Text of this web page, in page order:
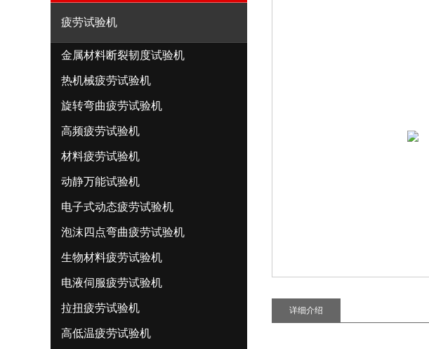
疲劳试验机
金属材料断裂韧度试验机
热机械疲劳试验机
旋转弯曲疲劳试验机
高频疲劳试验机
材料疲劳试验机
动静万能试验机
电子式动态疲劳试验机
泡沫四点弯曲疲劳试验机
生物材料疲劳试验机
电液伺服疲劳试验机
拉扭疲劳试验机
高低温疲劳试验机
详细介绍